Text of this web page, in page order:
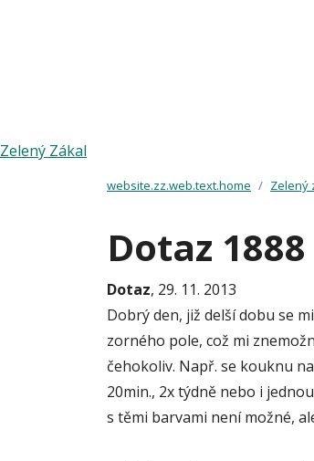
Zelený Zákal
website.zz.web.text.home Zelený
Dotaz 1888
Dotaz, 29. 11. 2013
Dobrý den, již delší dobu se
zorného pole, což mi
čehokoliv. Např. se kouknu
20min., 2x týdně nebo i
s těmi barvami není možné,